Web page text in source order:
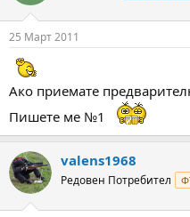
25 Март 2011
Ако приемате
Пишете ме №1
valens1968
Редовен Потребител